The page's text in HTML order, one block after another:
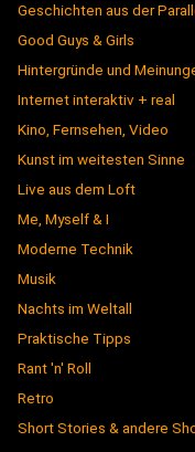
Geschichten aus der
Good Guys & Girls
Hintergründe und
Internet interaktiv + real
Kino, Fernsehen, Video
Kunst im weitesten Sinne
Live aus dem Loft
Me, Myself & I
Moderne Technik
Musik
Nachts im Weltall
Praktische Tipps
Rant 'n' Roll
Retro
Short Stories & andere